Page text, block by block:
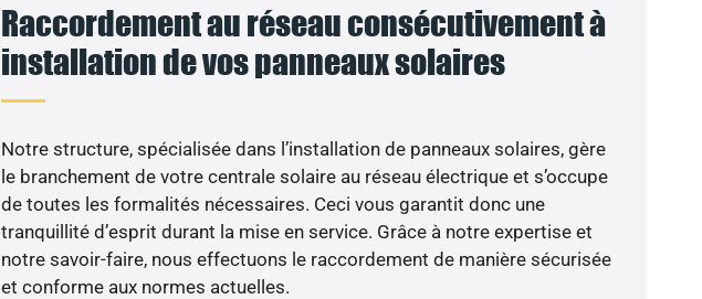
Raccordement au réseau consécutivement à
installation de vos panneaux solaires
Notre structure, spécialisée dans l’installation de panneaux solaires, gère
le branchement de votre centrale solaire au réseau électrique et s’occupe
de toutes les formalités nécessaires. Ceci vous garantit donc une
tranquillité d’esprit durant la mise en service. Grâce à notre expertise et
notre savoir-faire, nous effectuons le raccordement de manière sécurisée
et conforme aux normes actuelles.